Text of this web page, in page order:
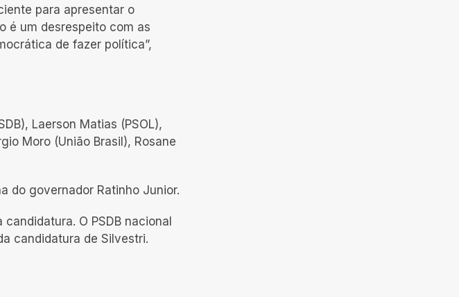
para apresentar o
é um desrespeito com as
de fazer política”,
Laerson Matias (PSOL),
Moro (União Brasil), Rosane
do governador Ratinho Junior.
O PSDB nacional
candidatura de Silvestri.